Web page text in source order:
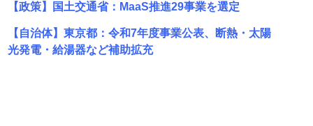
【政策】国土交通省：MaaS推進29事業を選定
【自治体】東京都：令和7年度事業公表、断熱・太陽
光発電・給湯器など補助拡充